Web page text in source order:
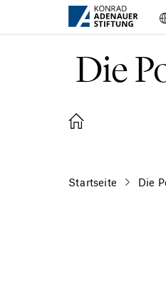
Zum Hauptinhalt
Die
Startseite Die